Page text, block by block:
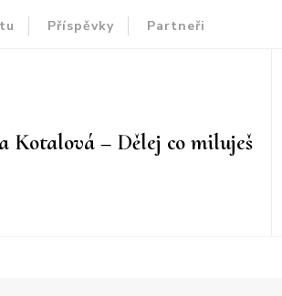
Příspěvky Partneři
Kotalová – Dělej co miluješ